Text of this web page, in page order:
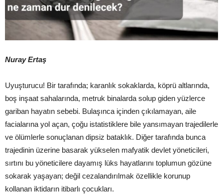
Nuray Ertaş
Uyuşturucu! Bir tarafında; karanlık sokaklarda, köprü altlarında,
boş inşaat sahalarında, metruk binalarda solup giden yüzlerce
gariban hayatın sebebi. Bulaşınca içinden çıkılamayan, aile
facialarına yol açan, çoğu istatistiklere bile yansımayan trajedilerle
ve ölümlerle sonuçlanan dipsiz bataklık. Diğer tarafında bunca
trajedinin üzerine basarak yükselen mafyatik devlet yöneticileri,
sırtını bu yöneticilere dayamış lüks hayatlarını toplumun gözüne
sokarak yaşayan; değil cezalandırılmak özellikle korunup
kollanan iktidarın itibarlı çocukları.